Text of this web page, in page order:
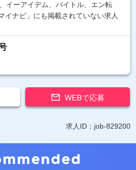
イーアイデム、バイトル、エン転
イナビ」にも掲載されていない求人
 WEBで応募
求人ID：job-829200